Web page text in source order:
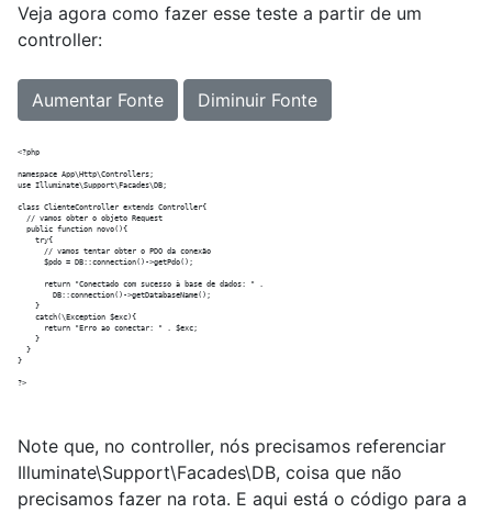
Veja agora como fazer esse teste a partir de um
controller:
Aumentar Fonte Diminuir Fonte
<?php
namespace App\Http\Controllers;
use Illuminate\Support\Facades\DB;
class ClienteController extends Controller{
  // vamos obter o objeto Request
  public function novo(){
    try{
      // vamos tentar obter o PDO da conexão
      $pdo = DB::connection()->getPdo();
      return "Conectado com sucesso à base de dados: " .
        DB::connection()->getDatabaseName();
    }
    catch(\Exception $exc){
      return "Erro ao conectar: " . $exc;
    }
  }
}
Note que, no controller, nós precisamos referenciar
Illuminate\Support\Facades\DB, coisa que não
precisamos fazer na rota. E aqui está o código para a